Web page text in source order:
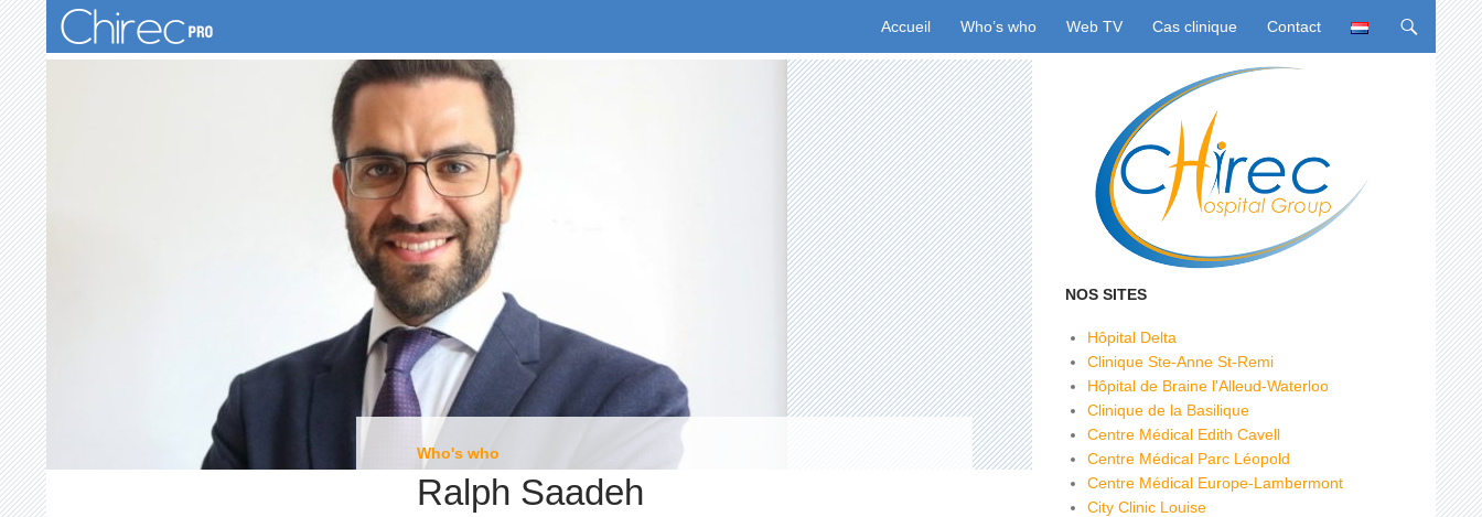
Recherche
Accueil
Who’s who Web TV Cas clinique Contact
Who's who
Ralph Saadeh
NOS SITES
Hôpital Delta
Clinique Ste-Anne St-Remi
Hôpital de Braine l'Alleud-Waterloo
Clinique de la Basilique
Centre Médical Edith Cavell
Centre Médical Parc Léopold
Centre Médical Europe-Lambermont
City Clinic Louise